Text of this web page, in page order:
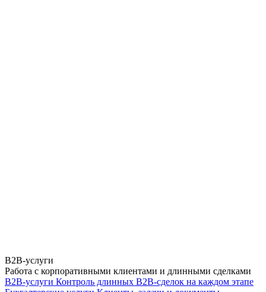
B2B-услуги
Работа с корпоративными клиентами и длинными сделками
B2B-услуги Контроль длинных B2B-сделок на каждом этапе